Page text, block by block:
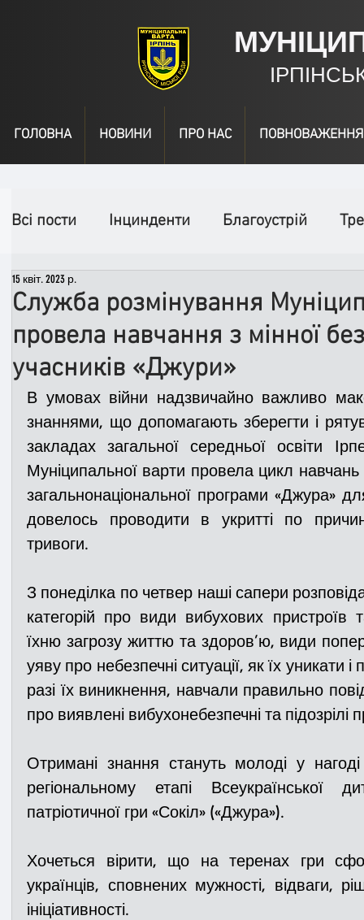
ГОЛОВНА НОВИНИ ПРО НАС ПОВНОВАЖЕННЯ
Всі пости Інцинденти Благоустрій
День народження
Медицина Новини ДТП
Адмінпротокол Свята Поліція
Війна
Курс спротиву Цивільний захист
Громадське формування
Служба розмінування
провела навчання з мінної
учасників «Джури»
15 квіт. 2023 р.
В умовах війни надзвичайно важливо
знаннями, що допомагають зберегти і
закладах загальної середньої освіти
Муніципальної варти провела цикл навчань
загальнонаціональної програми «Джура»
довелось проводити в укритті по
тривоги.
З понеділка по четвер наші сапери
категорій про види вибухових пристроїв
їхню загрозу життю та здоров’ю, види
уяву про небезпечні ситуації, як їх уникати
разі їх виникнення, навчали правильно
про виявлені вибухонебезпечні та підозрілі
Отримані знання стануть молоді у
регіональному етапі Всеукраїнської
патріотичної гри «Сокіл» («Джура»).
Хочеться вірити, що на теренах гри
українців, сповнених мужності, відваги,
ініціативності.